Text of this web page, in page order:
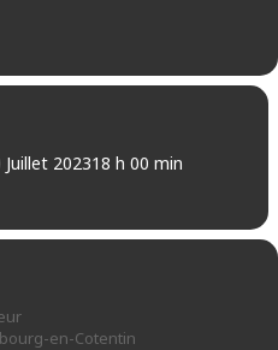
Juillet 202318 h 00 min
en-Cotentin